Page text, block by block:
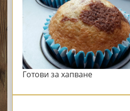
Готови за хапване